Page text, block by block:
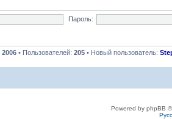
Пароль:
2006 • Пользователей: 205 • Новый пользователь:
Powered by phpBB